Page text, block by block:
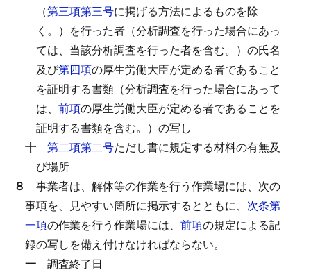
（第三項第三号に掲げる方法によるものを除
く。）を行った者（分析調査を行った場合にあっ
ては、当該分析調査を行った者を含む。）の氏名
及び第四項の厚生労働大臣が定める者であること
を証明する書類（分析調査を行った場合にあって
は、 前項の厚生労働大臣が定める者であることを
証明する書類を含む。）の写し
十 第二項第二号ただし書に規定する材料の有無及
び場所
８ 事業者は、解体等の作業を行う作業場には、次の
事項を、見やすい箇所に掲示するとともに、 次条第
一項の作業を行う作業場には、 前項の規定による記
録の写しを備え付けなければならない。
一 調査終了日